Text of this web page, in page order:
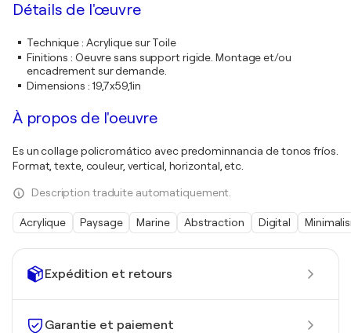
Expédition et retours
Garantie et paiement
Détails de l'œuvre
Technique: Acrylique sur Toile
Finitions : Oeuvre sans support rigide. Montage et/ou
encadrement sur demande.
Dimensions : 19,7x59,1in
À propos de l'oeuvre
Es un collage policromático avec predominnancia de tonos fríos.
Format, texte, couleur, vertical, horizontal, etc.
Description traduite automatiquement.
Acrylique Paysage Marine Abstraction Digital